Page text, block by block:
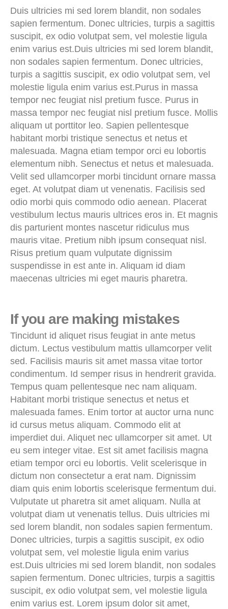
Duis ultricies mi sed lorem blandit, non sodales
sapien fermentum. Donec ultricies, turpis a sagittis
suscipit, ex odio volutpat sem, vel molestie ligula
enim varius est.Duis ultricies mi sed lorem blandit,
non sodales sapien fermentum. Donec ultricies,
turpis a sagittis suscipit, ex odio volutpat sem, vel
molestie ligula enim varius est.Purus in massa
tempor nec feugiat nisl pretium fusce. Purus in
massa tempor nec feugiat nisl pretium fusce. Mollis
aliquam ut porttitor leo. Sapien pellentesque
habitant morbi tristique senectus et netus et
malesuada. Magna etiam tempor orci eu lobortis
elementum nibh. Senectus et netus et malesuada.
Velit sed ullamcorper morbi tincidunt ornare massa
eget. At volutpat diam ut venenatis. Facilisis sed
odio morbi quis commodo odio aenean. Placerat
vestibulum lectus mauris ultrices eros in. Et magnis
dis parturient montes nascetur ridiculus mus
mauris vitae. Pretium nibh ipsum consequat nisl.
Risus pretium quam vulputate dignissim
suspendisse in est ante in. Aliquam id diam
maecenas ultricies mi eget mauris pharetra.
If you are making mistakes
Tincidunt id aliquet risus feugiat in ante metus
dictum. Lectus vestibulum mattis ullamcorper velit
sed. Facilisis mauris sit amet massa vitae tortor
condimentum. Id semper risus in hendrerit gravida.
Tempus quam pellentesque nec nam aliquam.
Habitant morbi tristique senectus et netus et
malesuada fames. Enim tortor at auctor urna nunc
id cursus metus aliquam. Commodo elit at
imperdiet dui. Aliquet nec ullamcorper sit amet. Ut
eu sem integer vitae. Est sit amet facilisis magna
etiam tempor orci eu lobortis. Velit scelerisque in
dictum non consectetur a erat nam. Dignissim
diam quis enim lobortis scelerisque fermentum dui.
Vulputate ut pharetra sit amet aliquam. Nulla at
volutpat diam ut venenatis tellus. Duis ultricies mi
sed lorem blandit, non sodales sapien fermentum.
Donec ultricies, turpis a sagittis suscipit, ex odio
volutpat sem, vel molestie ligula enim varius
est.Duis ultricies mi sed lorem blandit, non sodales
sapien fermentum. Donec ultricies, turpis a sagittis
suscipit, ex odio volutpat sem, vel molestie ligula
enim varius est. Lorem ipsum dolor sit amet,